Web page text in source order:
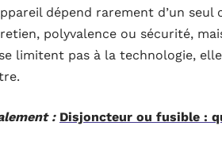
dépend rarement d’un
polyvalence ou sécurité,
limitent pas à la technologie,
: Disjoncteur ou fusible :